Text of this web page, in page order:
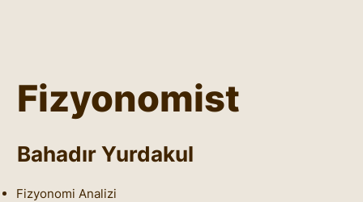
Fizyonomist
Bahadır Yurdakul
Fizyonomi Analizi